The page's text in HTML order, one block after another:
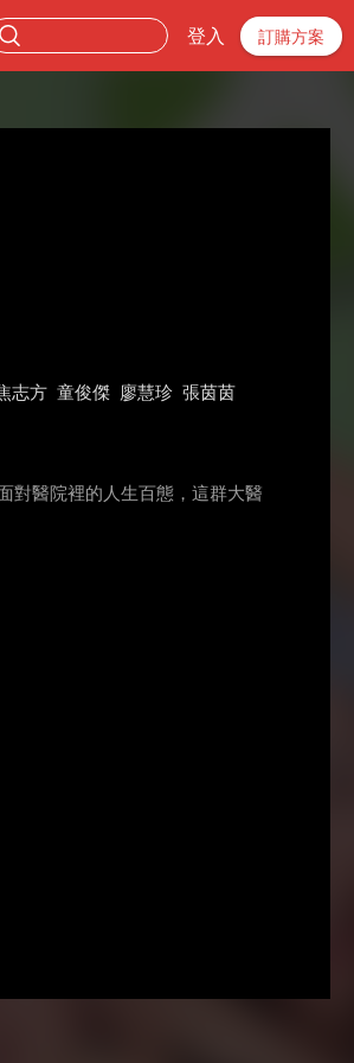
登入 訂購方案
志方 童俊傑 廖慧珍 張茵茵
對醫院裡的人生百態，這群大醫